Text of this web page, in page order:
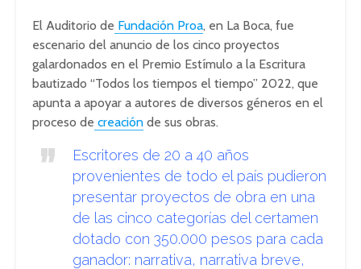
El Auditorio de Fundación Proa, en La Boca, fue
escenario del anuncio de los cinco proyectos
galardonados en el Premio Estímulo a la Escritura
bautizado “Todos los tiempos el tiempo” 2022, que
apunta a apoyar a autores de diversos géneros en el
proceso de creación de sus obras.
Escritores de 20 a 40 años
provenientes de todo el país pudieron
presentar proyectos de obra en una
de las cinco categorías del certamen
dotado con 350.000 pesos para cada
ganador: narrativa, narrativa breve,